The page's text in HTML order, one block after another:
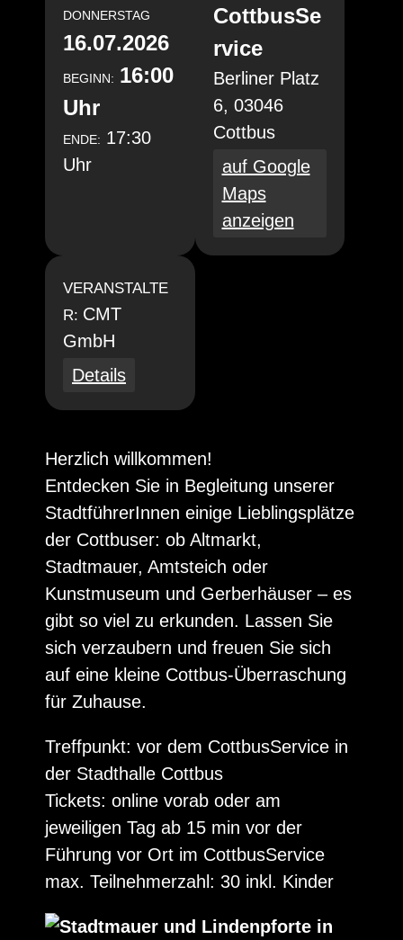
DONNERSTAG
16.07.2026
BEGINN: 16:00
Uhr
ENDE: 17:30
Uhr
CottbusSe
rvice
Berliner Platz
6, 03046
Cottbus
auf Google
Maps
anzeigen
VERANSTALTE
R: CMT
GmbH
Details
Herzlich willkommen!
Entdecken Sie in Begleitung unserer
StadtführerInnen einige Lieblingsplätze
der Cottbuser: ob Altmarkt,
Stadtmauer, Amtsteich oder
Kunstmuseum und Gerberhäuser – es
gibt so viel zu erkunden. Lassen Sie
sich verzaubern und freuen Sie sich
auf eine kleine Cottbus-Überraschung
für Zuhause.
Treffpunkt: vor dem CottbusService in
der Stadthalle Cottbus
Tickets: online vorab oder am
jeweiligen Tag ab 15 min vor der
Führung vor Ort im CottbusService
max. Teilnehmerzahl: 30 inkl. Kinder